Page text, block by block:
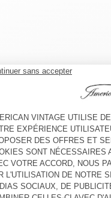
CHAUSSETTES ENFANT
CLYPSUN
€ 15
CHAUSSETTES ENFANT
CLYPSUN
BACK IN STOCK
€ 15